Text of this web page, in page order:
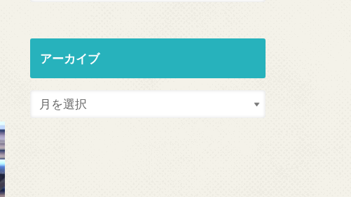
アーカイブ